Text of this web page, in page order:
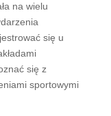
na wielu
się u
się z
sportowymi